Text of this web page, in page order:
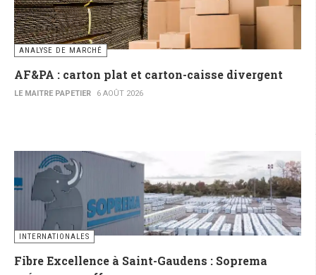
ANALYSE DE MARCHÉ
AF&PA : carton plat et carton-caisse divergent
LE MAITRE PAPETIER 6 AOÛT 2026
INTERNATIONALES
Fibre Excellence à Saint-Gaudens : Soprema